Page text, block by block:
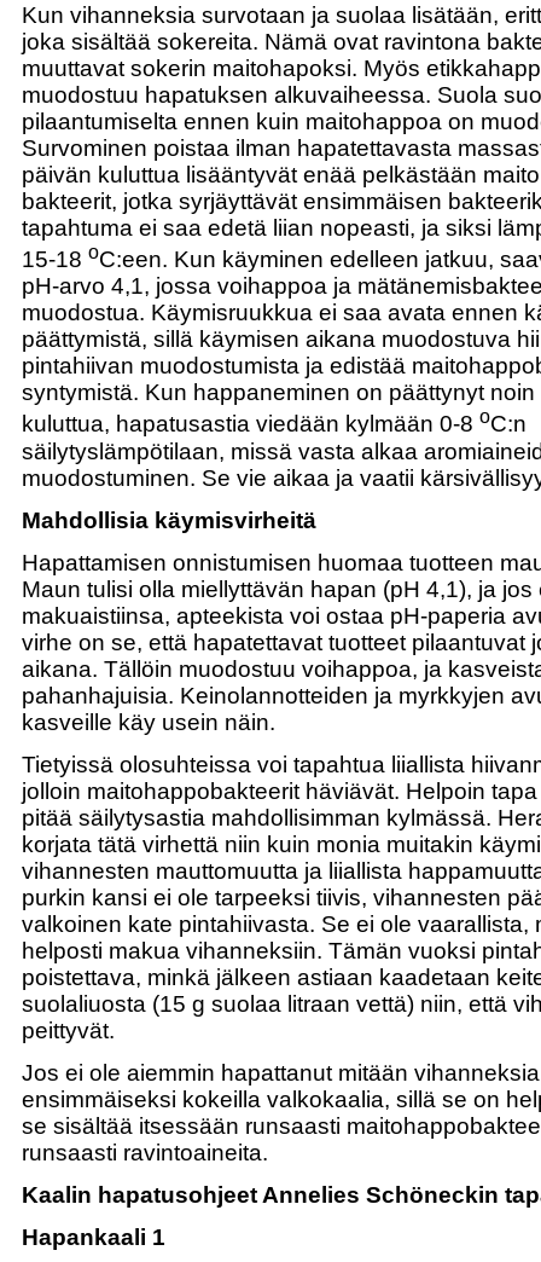
Kun vihanneksia survotaan ja suolaa lisätään,
joka sisältää sokereita. Nämä ovat ravintona
muuttavat sokerin maitohapoksi. Myös
muodostuu hapatuksen alkuvaiheessa. Suola
pilaantumiselta ennen kuin maitohappoa on
Survominen poistaa ilman hapatettavasta
päivän kuluttua lisääntyvät enää pelkästään
bakteerit, jotka syrjäyttävät ensimmäisen
tapahtuma ei saa edetä liian nopeasti, ja siksi
15-18 oC:een. Kun käyminen edelleen jatkuu,
pH-arvo 4,1, jossa voihappoa ja
muodostua. Käymisruukkua ei saa avata ennen
päättymistä, sillä käymisen aikana muodostuva
pintahiivan muodostumista ja edistää
syntymistä. Kun happaneminen on päättynyt
kuluttua, hapatusastia viedään kylmään 0-8 oC:n
säilytyslämpötilaan, missä vasta alkaa
muodostuminen. Se vie aikaa ja vaatii
Mahdollisia käymisvirheitä
Hapattamisen onnistumisen huomaa tuotteen
Maun tulisi olla miellyttävän hapan (pH 4,1), ja jos
makuaistiinsa, apteekista voi ostaa pH-paperia
virhe on se, että hapatettavat tuotteet pilaantuvat
aikana. Tällöin muodostuu voihappoa, ja
pahanhajuisia. Keinolannotteiden ja myrkkyjen
kasveille käy usein näin.
Tietyissä olosuhteissa voi tapahtua liiallista
jolloin maitohappobakteerit häviävät. Helpoin
pitää säilytysastia mahdollisimman kylmässä.
korjata tätä virhettä niin kuin monia muitakin
vihannesten mauttomuutta ja liiallista
purkin kansi ei ole tarpeeksi tiivis, vihannesten
valkoinen kate pintahiivasta. Se ei ole vaarallista,
helposti makua vihanneksiin. Tämän vuoksi
poistettava, minkä jälkeen astiaan kaadetaan
suolaliuosta (15 g suolaa litraan vettä) niin, että
peittyvät.
Jos ei ole aiemmin hapattanut mitään
ensimmäiseksi kokeilla valkokaalia, sillä se on
se sisältää itsessään runsaasti
runsaasti ravintoaineita.
Kaalin hapatusohjeet Annelies Schöneckin
Hapankaali 1